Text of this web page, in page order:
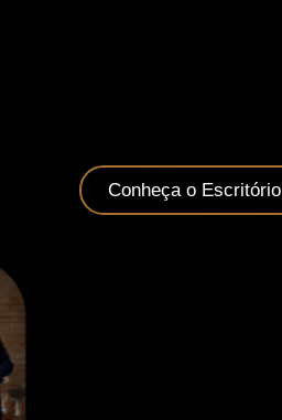
Conheça o Escritório